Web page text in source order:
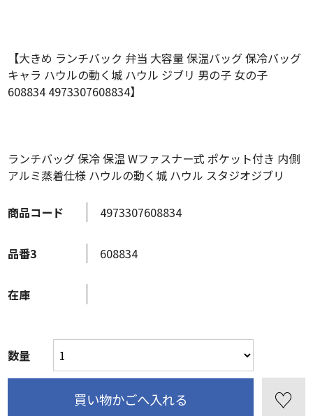
商品コード 4973307608834
品番3 608834
在庫
数量
【大きめ ランチバック 弁当 大容量 保温バッグ 保冷バッグ
キャラ ハウルの動く城 ハウル ジブリ 男の子 女の子
608834 4973307608834】
ランチバッグ 保冷 保温 Wファスナー式 ポケット付き 内側
アルミ蒸着仕様 ハウルの動く城 ハウル スタジオジブリ